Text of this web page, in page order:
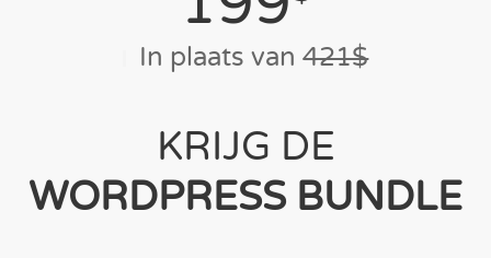
In plaats van421$
KRIJG DE
WORDPRESS BUNDLE